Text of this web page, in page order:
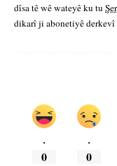
dîsa tê wê wateyê ku tu
dikarî ji abonetiyê derkevî
.
0
.
0